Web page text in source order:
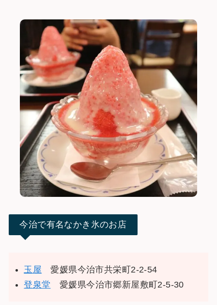
今治で有名なかき氷のお店
玉屋 愛媛県今治市共栄町2-2-54
登泉堂 愛媛県今治市郷新屋敷町2-5-30